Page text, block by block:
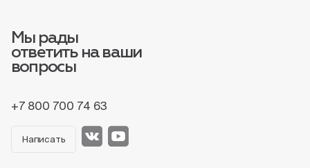
Мы рады
ответить на ваши
вопросы
+7 800 700 74 63
Написать